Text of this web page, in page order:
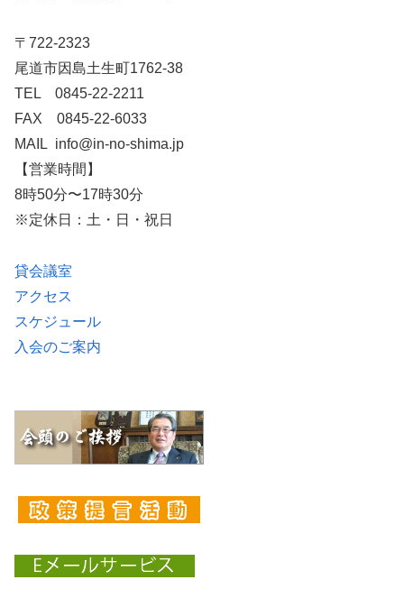
〒722-2323
尾道市因島土生町1762-38
TEL 0845-22-2211
FAX 0845-22-6033
MAIL info@in-no-shima.jp
【営業時間】
8時50分〜17時30分
※定休日：土・日・祝日
貸会議室
アクセス
スケジュール
入会のご案内